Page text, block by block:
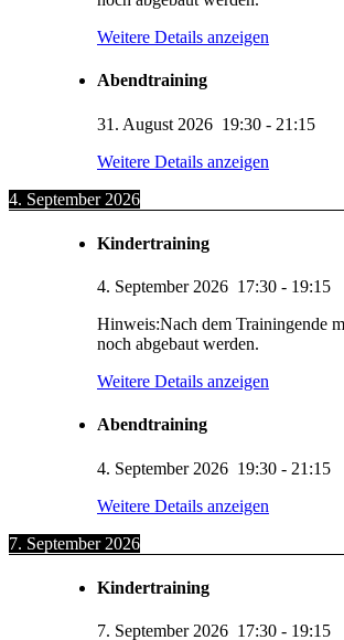
Weitere Details anzeigen
Abendtraining
31. August 2026 19:30 - 21:15
Weitere Details anzeigen
4. September 2026
Kindertraining
4. September 2026 17:30 - 19:15
Hinweis:Nach dem Trainingende
noch abgebaut werden.
Weitere Details anzeigen
Abendtraining
4. September 2026 19:30 - 21:15
Weitere Details anzeigen
7. September 2026
Kindertraining
7. September 2026 17:30 - 19:15